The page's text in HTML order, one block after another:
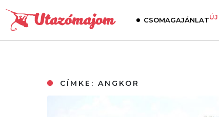
CSOMAGAJÁNLATÚJ
CÍMKE:ANGKOR